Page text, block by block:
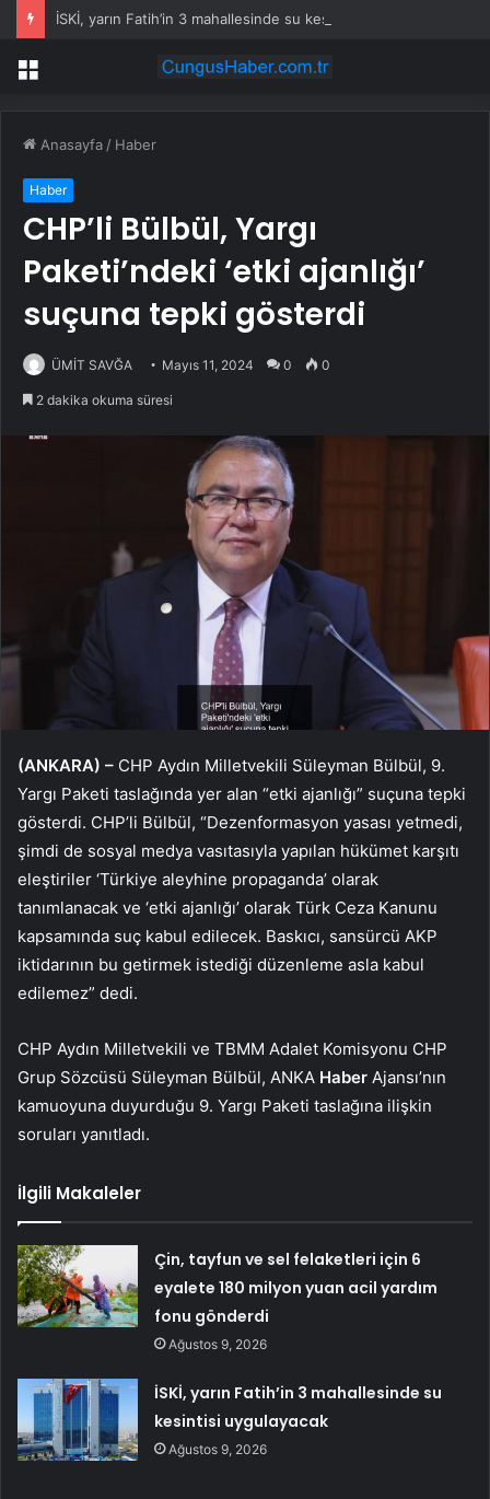
İSKİ, yarın Fatih’in 3 mahallesinde su kesintisi uygulayacak
Menü
Anasayfa / Haber
Haber
CHP’li Bülbül, Yargı
Paketi’ndeki ‘etki ajanlığı’
suçuna tepki gösterdi
ÜMİT SAVĞA Mayıs 11, 2024 0 0
2 dakika okuma süresi
(ANKARA) – CHP Aydın Milletvekili Süleyman Bülbül, 9.
Yargı Paketi taslağında yer alan “etki ajanlığı” suçuna tepki
gösterdi. CHP’li Bülbül, “Dezenformasyon yasası yetmedi,
şimdi de sosyal medya vasıtasıyla yapılan hükümet karşıtı
eleştiriler ‘Türkiye aleyhine propaganda’ olarak
tanımlanacak ve ‘etki ajanlığı’ olarak Türk Ceza Kanunu
kapsamında suç kabul edilecek. Baskıcı, sansürcü AKP
iktidarının bu getirmek istediği düzenleme asla kabul
edilemez” dedi.
CHP Aydın Milletvekili ve TBMM Adalet Komisyonu CHP
Grup Sözcüsü Süleyman Bülbül, ANKA Haber Ajansı’nın
kamuoyuna duyurduğu 9. Yargı Paketi taslağına ilişkin
soruları yanıtladı.
İlgili Makaleler
Çin, tayfun ve sel felaketleri için 6
eyalete 180 milyon yuan acil yardım
fonu gönderdi
Ağustos 9, 2026
İSKİ, yarın Fatih’in 3 mahallesinde su
kesintisi uygulayacak
Ağustos 9, 2026